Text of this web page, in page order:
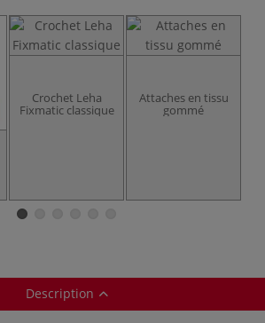
Crochet Leha
Fixmatic classique
Attaches en tissu
gommé
Description